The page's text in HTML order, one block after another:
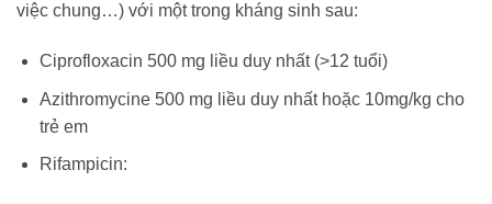
việc chung…) với một trong kháng sinh sau:
Ciprofloxacin 500 mg liều duy nhất (>12 tuổi)
Azithromycine 500 mg liều duy nhất hoặc 10mg/kg cho
trẻ em
Rifampicin: